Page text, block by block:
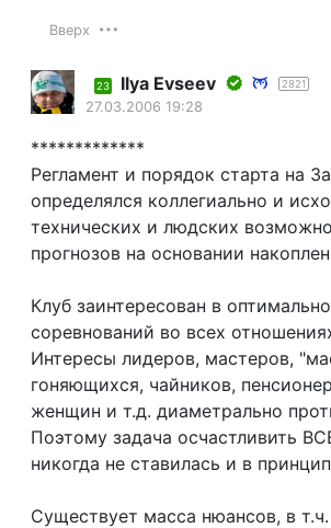
Вверх
23 Ilyа Еvsееv 2821
27.03.2006 19:28
*************
Регламент и порядок старта на
определялся коллегиально и
технических и людских
прогнозов на основании
Клуб заинтересован в
соревнований во всех
Интересы лидеров, мастеров,
гоняющихся, чайников,
женщин и т.д. диаметрально
Поэтому задача осчастливить
никогда не ставилась и в
Существует масса нюансов, в